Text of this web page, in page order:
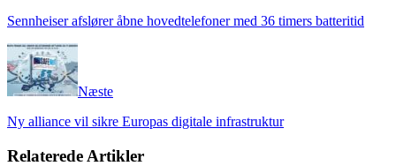
Sennheiser afslører åbne hovedtelefoner med 36 timers batteritid
Næste
Ny alliance vil sikre Europas digitale infrastruktur
Relaterede Artikler